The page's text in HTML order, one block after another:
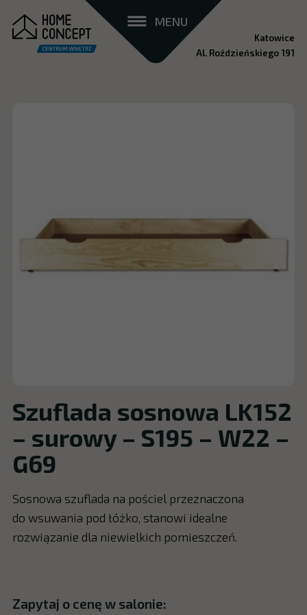
MENU
Katowice
Al. Roździeńskiego 191
Szuflada sosnowa LK152
– surowy – S195 – W22 –
G69
Sosnowa szuflada na pościel przeznaczona
do wsuwania pod łóżko, stanowi idealne
rozwiązanie dla niewielkich pomieszczeń.
Zapytaj o cenę w salonie: